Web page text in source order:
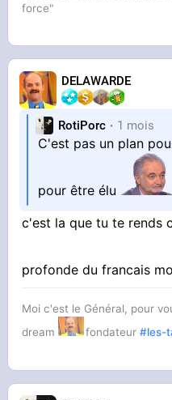
force"
DELAWARDE
RotiPorc 1 mois
C'est pas un plan
pour être élu
c'est la que tu te rends
profonde du francais
Moi c'est le Général, pour
dream
fondateur#les-